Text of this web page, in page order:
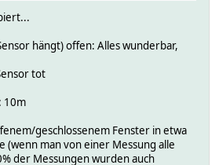
5: CUL_0 dispatch T5B230082
CUL/RAW: /T5F2400AA001E
5: CUL_0 dispatch
CUL/RAW: /T5F2400AA001E
hängt) offen: Alles wunderbar,
tot
10m
geschlossenem Fenster in etwa
(wenn man von einer Messung alle
der Messungen wurden auch